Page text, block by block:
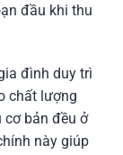
đầu khi thu
đình duy trì
chất lượng
cơ bản đều ở
này giúp